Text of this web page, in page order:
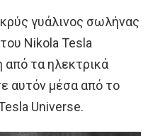
γυάλινος σωλήνας
Nikola Tesla
τα ηλεκτρικά
αυτόν μέσα από το
Universe.